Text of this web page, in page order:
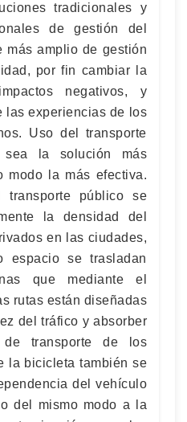
tradicionales y
de gestión del
más amplio de gestión
por fin cambiar la
negativos, y
las experiencias de los
Uso del transporte
sea la solución más
modo la más efectiva.
transporte público se
la densidad del
en las ciudades,
se trasladan
que mediante el
rutas están diseñadas
del tráfico y absorber
de transporte de los
la bicicleta también se
del vehículo
del mismo modo a la